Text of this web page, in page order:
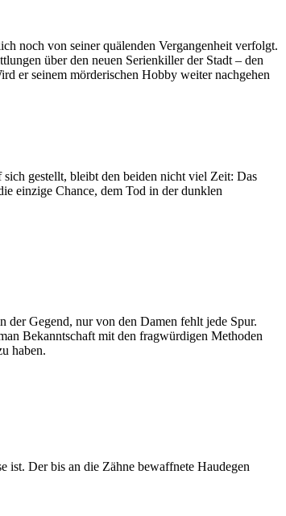
noch von seiner quälenden Vergangenheit verfolgt.
über den neuen Serienkiller der Stadt – den
er seinem mörderischen Hobby weiter nachgehen
gestellt, bleibt den beiden nicht viel Zeit: Das
einzige Chance, dem Tod in der dunklen
der Gegend, nur von den Damen fehlt jede Spur.
Bekanntschaft mit den fragwürdigen Methoden
haben.
ist. Der bis an die Zähne bewaffnete Haudegen